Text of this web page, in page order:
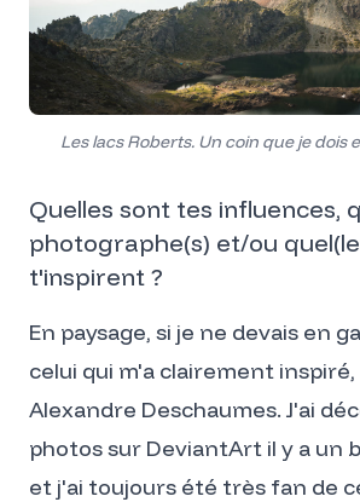
Les lacs Roberts. Un coin que je dois
Quelles sont tes influences,
photographe(s) et/ou
t'inspirent ?
En paysage, si je ne devais en
celui qui m'a clairement
Alexandre Deschaumes. J'ai
photos sur DeviantArt il y a un
et j'ai toujours été très fan de